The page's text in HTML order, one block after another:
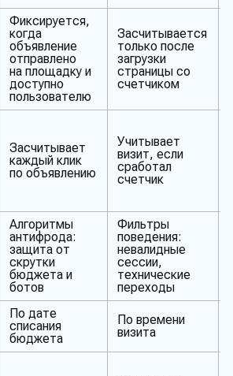
Фиксируется,
когда
объявление
отправлено
на площадку и
доступно
пользователю
Засчитывается
только после
загрузки
страницы со
счетчиком
Засчитывает
каждый клик
по объявлению
Учитывает
визит, если
сработал
счетчик
Алгоритмы
антифрода:
защита от
скрутки
бюджета и
ботов
Фильтры
поведения:
невалидные
сессии,
технические
переходы
По дате
списания
бюджета
По времени
визита